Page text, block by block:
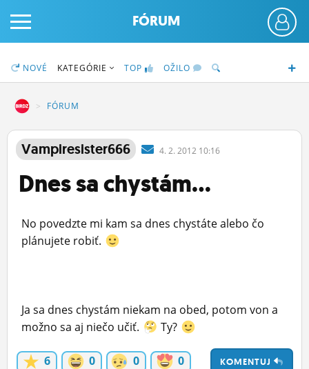
PRIHLÁS SA
ČINŽIAK
STATUSY
ĽUDIA
MÔJ PROFIL
FÓRUM
NOVÉ KATEGÓRIE TOP OŽILO
FÓRUM
Vampiresister666 4. 2. 2012 10:16
Dnes sa chystám...
No povedzte mi kam sa dnes chystáte alebo čo
plánujete robiť.
Ja sa dnes chystám niekam na obed, potom von a
možno sa aj niečo učiť.
Ty?
KOMENTUJ
6 0 0
0